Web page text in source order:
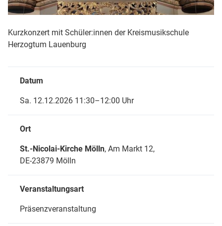
Kurzkonzert mit Schüler:innen der Kreismusikschule
Herzogtum Lauenburg
Datum
Sa. 12.12.2026 11:30–12:00 Uhr
Ort
St.-Nicolai-Kirche Mölln, Am Markt 12,
DE-23879 Mölln
Veranstaltungsart
Präsenzveranstaltung